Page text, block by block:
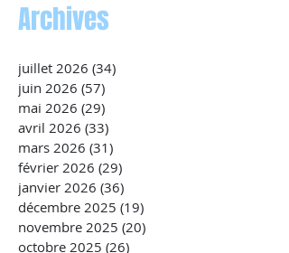
Archives
juillet 2026 (34)
juin 2026 (57)
mai 2026 (29)
avril 2026 (33)
mars 2026 (31)
février 2026 (29)
janvier 2026 (36)
décembre 2025 (19)
novembre 2025 (20)
octobre 2025 (26)